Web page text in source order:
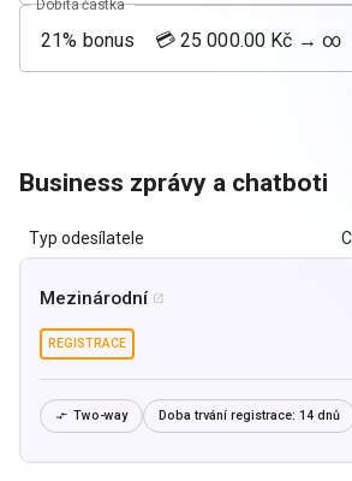
Dobitá částka
Business zprávy a chatboti
Typ odesílatele
Mezinárodní 
REGISTRACE
 Two-way Doba trvání registrace: 14 dnů